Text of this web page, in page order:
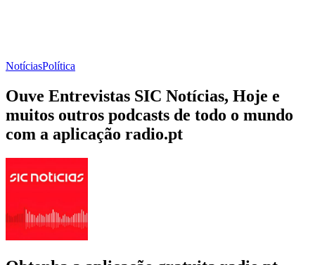
NotíciasPolítica
Ouve Entrevistas SIC Notícias, Hoje e
muitos outros podcasts de todo o mundo
com a aplicação radio.pt